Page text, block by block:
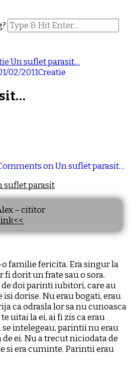
Un suflet parasit…
02/2011Creatie
on Un suflet parasit…
– cititor
familie fericita. Era singur la
dorit un frate sau o sora.
doi parinti iubitori, care au
isi dorise. Nu erau bogati, erau
ca odrasla lor sa nu cunoasca
uitai la ei, ai fi zis ca erau
intelegeau, parintii nu erau
ei. Nu a trecut niciodata de
si era cuminte. Parintii erau